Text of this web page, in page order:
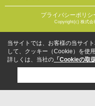
プライバシーポリシ
Copyright(c) 株式会
当サイトでは、お客様の当サイ
して、クッキー（Cookie）を使
詳しくは、当社の 「Cookieの取